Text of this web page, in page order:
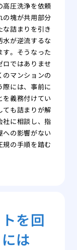
高圧洗浄を依頼
の塊が共用部分
な詰まりを引き
が逆流するな
す。そうなった
ではありませ
のマンションの
には、事前に
義務付けてい
ても詰まりが解
社に相談し、指
への影響がない
規の手順を踏む
を回
は